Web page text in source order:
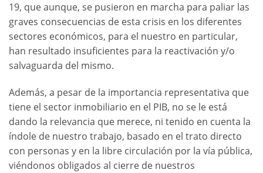
19, que aunque, se pusieron en marcha para paliar las
graves consecuencias de esta crisis en los diferentes
sectores económicos, para el nuestro en particular,
han resultado insuficientes para la reactivación y/o
salvaguarda del mismo.
Además, a pesar de la importancia representativa que
tiene el sector inmobiliario en el PIB, no se le está
dando la relevancia que merece, ni tenido en cuenta la
índole de nuestro trabajo, basado en el trato directo
con personas y en la libre circulación por la vía pública,
viéndonos obligados al cierre de nuestros